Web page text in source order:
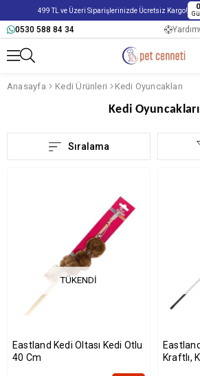
499 TL ve Üzeri Siparişlerinizde Ücretsiz Kargo! 0
0530 588 84 34 Yardım
Anasayfa Kedi Ürünleri Kedi Oyuncakları
Kedi Oyuncakları
Sıralama
TÜKENDI
Eastland Kedi Oltası Kedi Otlu
40 Cm
Kraftlı,